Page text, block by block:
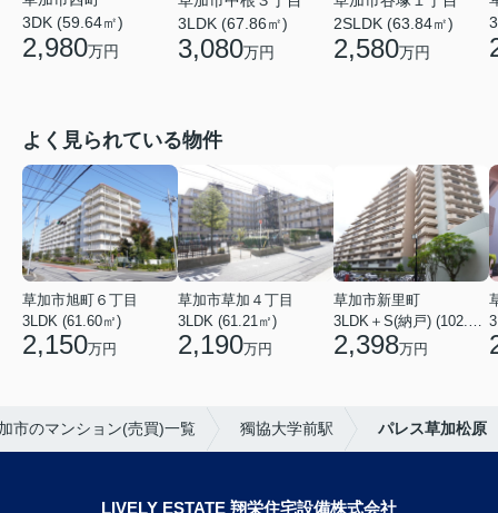
3DK (59.64㎡)
2,980万円
3LDK (67.86㎡)
3,080万円
2SLDK (63.84㎡)
2,580万円
よく見られている物件
草加市旭町６丁目
3LDK (61.60㎡)
2,150万円
草加市草加４丁目
3LDK (61.21㎡)
2,190万円
草加市新里町
3LDK＋S(納戸) (102.77㎡)
2,398万円
市のマンション(売買)一覧 獨協大学前駅 パレス草加松原
LIVELY ESTATE 翔栄住宅設備株式会社